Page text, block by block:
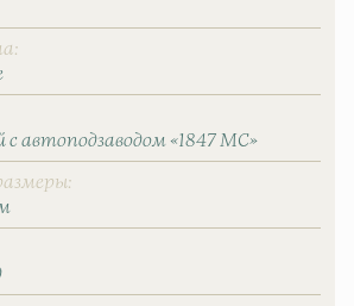
автоподзаводом «1847 MC»